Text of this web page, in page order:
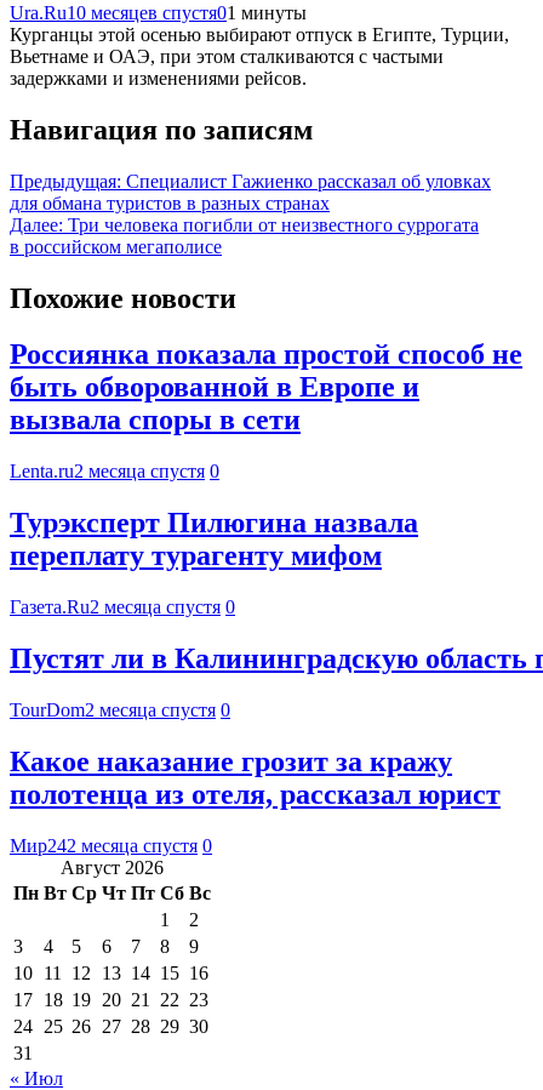
Ura.Ru10 месяцев спустя01 минуты
Курганцы этой осенью выбирают отпуск в Египте, Турции,
Вьетнаме и ОАЭ, при этом сталкиваются с частыми
задержками и изменениями рейсов.
Навигация по записям
Предыдущая: Специалист Гажиенко рассказал об уловках
для обмана туристов в разных странах
Далее: Три человека погибли от неизвестного суррогата
в российском мегаполисе
Похожие новости
Россиянка показала простой способ не
быть обворованной в Европе и
вызвала споры в сети
Lenta.ru2 месяца спустя 0
Турэксперт Пилюгина назвала
переплату турагенту мифом
Газета.Ru2 месяца спустя 0
Пустят ли в Калининградскую область
TourDom2 месяца спустя 0
Какое наказание грозит за кражу
полотенца из отеля, рассказал юрист
Мир242 месяца спустя 0
Август 2026
Пн Вт Ср Чт Пт Сб Вс
1
2
3
4 5 6 7 8
9
10 11 12 13 14 15 16
17 18 19 20 21 22 23
24 25 26 27 28 29 30
31
« Июл